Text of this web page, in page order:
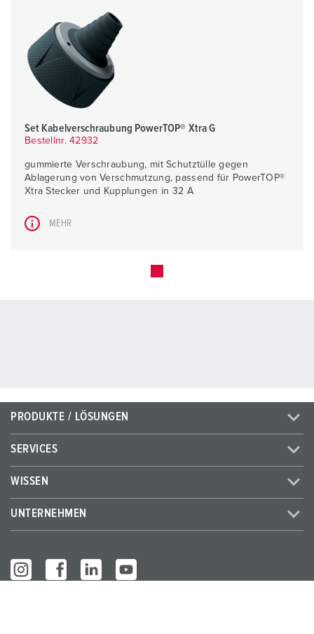
Set Kabelverschraubung PowerTOP® Xtra G
Bestellnr. 42932
gummierte Verschraubung, mit Schutztülle gegen
Ablagerung von Verschmutzung, passend für PowerTOP®
Xtra Stecker und Kupplungen in 32 A
MEHR
PRODUKTE / LÖSUNGEN
SERVICES
WISSEN
UNTERNEHMEN